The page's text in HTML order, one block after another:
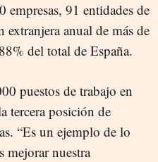
91 entidades de
anual de más de
del total de España.
puestos de trabajo en
tercera posición de
“Es un ejemplo de lo
mejorar nuestra